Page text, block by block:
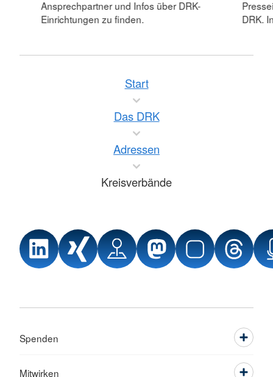
Ansprechpartner und Infos über DRK-
Einrichtungen zu finden.
DRK.
Start
Das DRK
Adressen
Kreisverbände
Spenden
Mitwirken